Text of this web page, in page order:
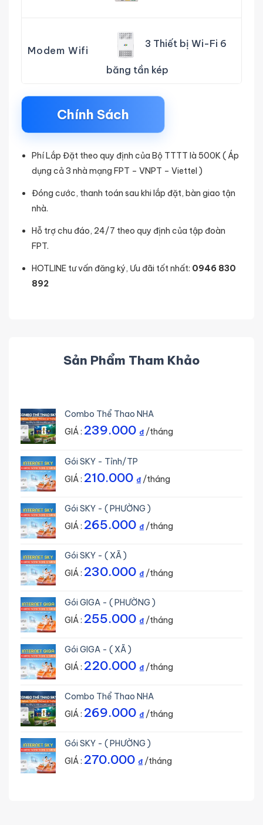
Modem Wifi
3 Thiết bị Wi-Fi 6
băng tần kép
Chính Sách
Phí Lắp Đặt theo quy định của Bộ TTTT là 500K ( Áp
dụng cả 3 nhà mạng FPT – VNPT – Viettel )
Đóng cước, thanh toán sau khi lắp đặt, bàn giao tận
nhà.
Hỗ trợ chu đáo, 24/7 theo quy định của tập đoàn
FPT.
HOTLINE tư vấn đăng ký, Ưu đãi tốt nhất: 0946 830
892
Sản Phẩm Tham Khảo
Combo Thể Thao NHA
GIÁ : 239.000 ₫/tháng
Gói SKY - Tỉnh/TP
GIÁ : 210.000 ₫/tháng
Gói SKY - ( PHƯỜNG )
GIÁ : 265.000 ₫/tháng
Gói SKY - ( XÃ )
GIÁ : 230.000 ₫/tháng
Gói GIGA - ( PHƯỜNG )
GIÁ : 255.000 ₫/tháng
Gói GIGA - ( XÃ )
GIÁ : 220.000 ₫/tháng
Combo Thể Thao NHA
GIÁ : 269.000 ₫/tháng
Gói SKY - ( PHƯỜNG )
GIÁ : 270.000 ₫/tháng